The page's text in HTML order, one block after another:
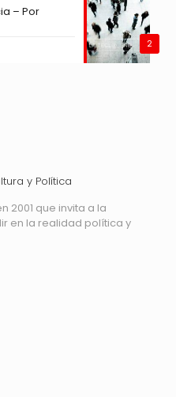
2
– Por
y Política
2001 que invita a la
en la realidad política y